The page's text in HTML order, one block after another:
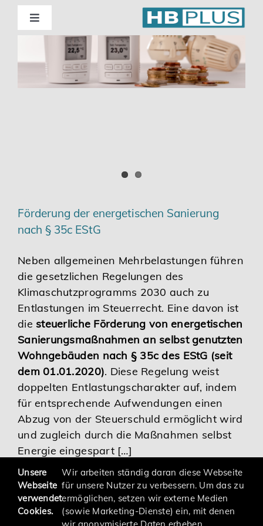
Skip
Toggle
Navigation
Beratung
Karriere
Services
Förderung der energetischen Sanierung
nach § 35c EStG
Neben allgemeinen Mehrbelastungen führen
die gesetzlichen Regelungen des
Klimaschutzprogramms 2030 auch zu
Entlastungen im Steuerrecht. Eine davon ist
die steuerliche Förderung von energetischen
Sanierungsmaßnahmen an selbst genutzten
Wohngebäuden nach § 35c des EStG (seit
dem 01.01.2020). Diese Regelung weist
doppelten Entlastungscharakter auf, indem
für entsprechende Aufwendungen einen
Abzug von der Steuerschuld ermöglicht wird
und zugleich durch die Maßnahmen selbst
Energie eingespart […]
Unsere
Webseite
verwendet
Cookies.
Wir arbeiten ständig daran diese Webseite
für unsere Nutzer zu verbessern. Um das zu
ermöglichen, setzen wir externe Medien
(sowie Marketing-Dienste) ein, mit denen